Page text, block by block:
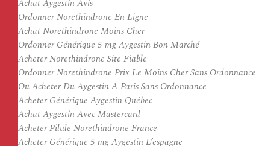
Achat Aygestin Avis
Ordonner Norethindrone En Ligne
Achat Norethindrone Moins Cher
Ordonner Générique 5 mg Aygestin Bon Marché
Acheter Norethindrone Site Fiable
Ordonner Norethindrone Prix Le Moins Cher Sans Ordonnance
Ou Acheter Du Aygestin A Paris Sans Ordonnance
Acheter Générique Aygestin Québec
Achat Aygestin Avec Mastercard
Acheter Pilule Norethindrone France
Acheter Générique 5 mg Aygestin L’espagne